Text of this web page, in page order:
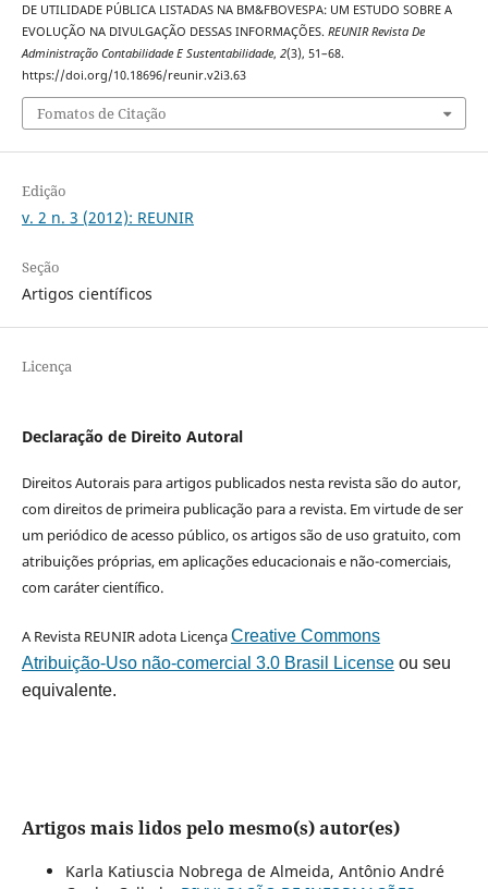
DE UTILIDADE PÚBLICA LISTADAS NA BM&FBOVESPA: UM ESTUDO SOBRE A
EVOLUÇÃO NA DIVULGAÇÃO DESSAS INFORMAÇÕES. REUNIR Revista De
Administração Contabilidade E Sustentabilidade, 2(3), 51–68.
https://doi.org/10.18696/reunir.v2i3.63
Fomatos de Citação
Edição
v. 2 n. 3 (2012): REUNIR
Seção
Artigos científicos
Licença
Declaração de Direito Autoral
Direitos Autorais para artigos publicados nesta revista são do autor,
com direitos de primeira publicação para a revista. Em virtude de ser
um periódico de acesso público, os artigos são de uso gratuito, com
atribuições próprias, em aplicações educacionais e não-comerciais,
com caráter científico.
A Revista REUNIR adota LicençaCreative Commons
Atribuição-Uso não-comercial 3.0 Brasil Licenseou seu
equivalente.
Artigos mais lidos pelo mesmo(s) autor(es)
Karla Katiuscia Nobrega de Almeida, Antônio André